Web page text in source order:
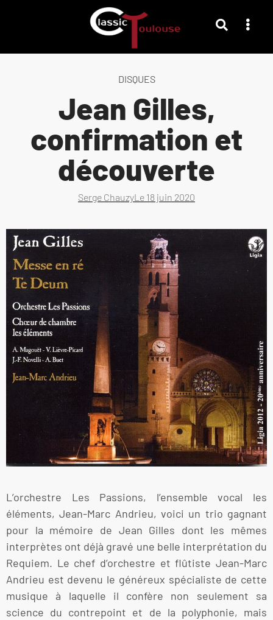
DISQUES
Jean Gilles,
confirmation et
découverte
Serge ChauzyLe 18 juin 2020
L’orchestre Les Passions, l’ensemble vocal les
éléments, Jean-Marc Andrieu, voici un trio gagnant
pour la mémoire de Jean Gilles dont les mêmes
interprètes ont déjà gravé une belle interprétation du
Requiem. Le chef d’orchestre et flûtiste Jean-Marc
Andrieu est devenu le généreux spécialiste de cette
musique à laquelle il confère non seulement sa
science du contrepoint et de la polyphonie, mais